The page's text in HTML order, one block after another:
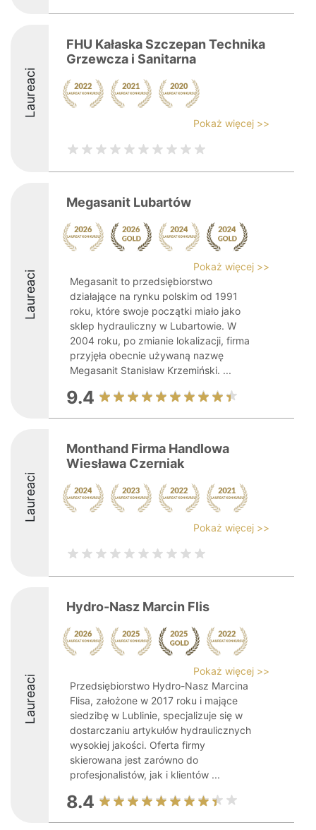
Laureaci
FHU Kałaska Szczepan Technika
Grzewcza i Sanitarna
Pokaż więcej >>
Laureaci
Megasanit Lubartów
Pokaż więcej >>
Megasanit to przedsiębiorstwo
działające na rynku polskim od 1991
roku, które swoje początki miało jako
sklep hydrauliczny w Lubartowie. W
2004 roku, po zmianie lokalizacji, firma
przyjęła obecnie używaną nazwę
Megasanit Stanisław Krzemiński. ...
9.4
Laureaci
Monthand Firma Handlowa
Wiesława Czerniak
Pokaż więcej >>
Laureaci
Hydro-Nasz Marcin Flis
Pokaż więcej >>
Przedsiębiorstwo Hydro-Nasz Marcina
Flisa, założone w 2017 roku i mające
siedzibę w Lublinie, specjalizuje się w
dostarczaniu artykułów hydraulicznych
wysokiej jakości. Oferta firmy
skierowana jest zarówno do
profesjonalistów, jak i klientów ...
8.4